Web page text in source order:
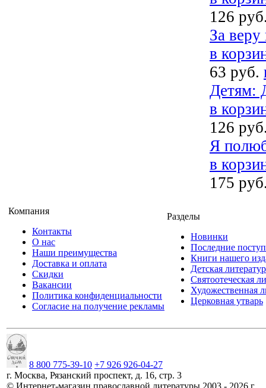
126
За
в
63 руб.
Детям:
в
126
Я
в
175
Компания
Контакты
О нас
Наши преимущества
Доставка и оплата
Скидки
Вакансии
Политика конфиденциальности
Согласие на получение рекламы
Разделы
Новинки
Последние
Книги нашего
Детская
Святоотеческая
Художественная
Церковная утварь
8 800 775-39-10 +7 926 926-04-27
г. Москва, Рязанский проспект, д. 16, стр. 3
© Интернет-магазин православной литературы 2003 - 2026 г.